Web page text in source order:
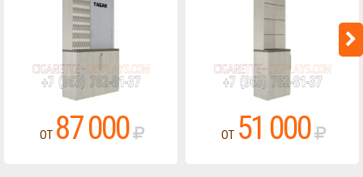
ОТ 87 000 ОТ 51 000